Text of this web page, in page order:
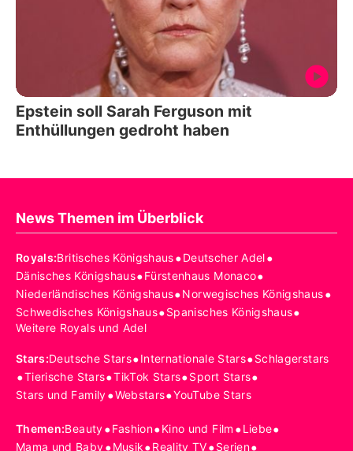
Epstein soll Sarah Ferguson mit
Enthüllungen gedroht haben
News Themen im Überblick
Royals:Britisches Königshaus•Deutscher Adel•
Dänisches Königshaus•Fürstenhaus Monaco•
Niederländisches Königshaus•Norwegisches Königshaus•
Schwedisches Königshaus•Spanisches Königshaus•
Weitere Royals und Adel
Stars:Deutsche Stars•Internationale Stars•Schlagerstars
•Tierische Stars•TikTok Stars•Sport Stars•
Stars und Family•Webstars•YouTube Stars
Themen:Beauty•Fashion•Kino und Film •Liebe•
Mama und Baby Musik Reality TV Serien